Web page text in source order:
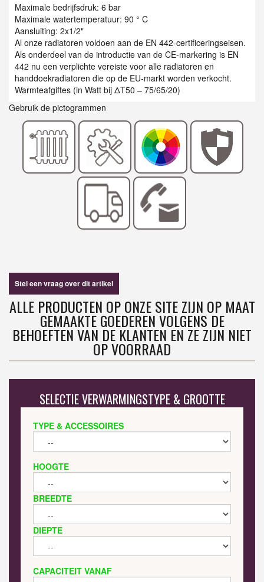
Maximale bedrijfsdruk: 6 bar
Maximale watertemperatuur: 90 ° C
Aansluiting: 2x1/2"
Al onze radiatoren voldoen aan de EN 442-certificeringseisen.
Als onderdeel van de introductie van de CE-markering is EN
442 nu een verplichte vereiste voor alle radiatoren en
handdoekradiatoren die op de EU-markt worden verkocht.
Warmteafgiftes (in Watt bij ΔT50 – 75/65/20)
Gebruik de pictogrammen
Stel een vraag over dit artikel
ALLE PRODUCTEN OP ONZE SITE ZIJN OP MAAT
GEMAAKTE GOEDEREN VOLGENS DE
BEHOEFTEN VAN DE KLANTEN EN ZE ZIJN NIET
OP VOORRAAD
SELECTIE VERWARMINGSTYPE & GROOTTE
TYPE & ACCESSOIRES
HOOGTE
BREEDTE
DIEPTE
CAPACITEIT VANAF